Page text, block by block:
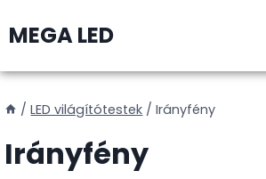
toMEGA LED
/ LED világítótestek / Irányfény
Irányfény